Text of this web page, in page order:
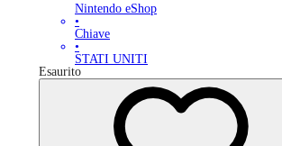
Nintendo eShop
•
Chiave
•
STATI UNITI
Esaurito